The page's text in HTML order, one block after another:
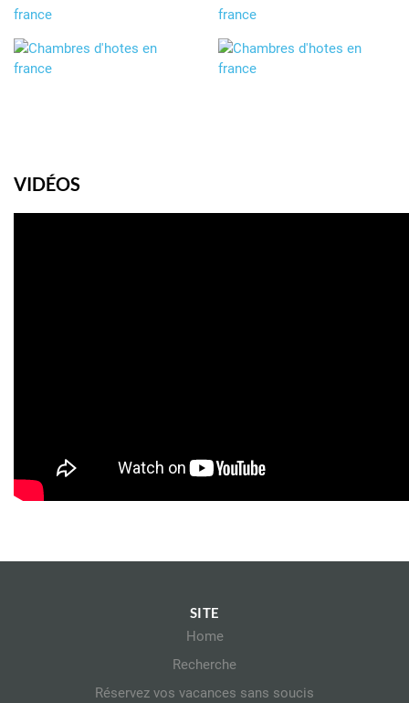
VIDÉOS
SITE
Home
Recherche
Réservez vos vacances sans soucis